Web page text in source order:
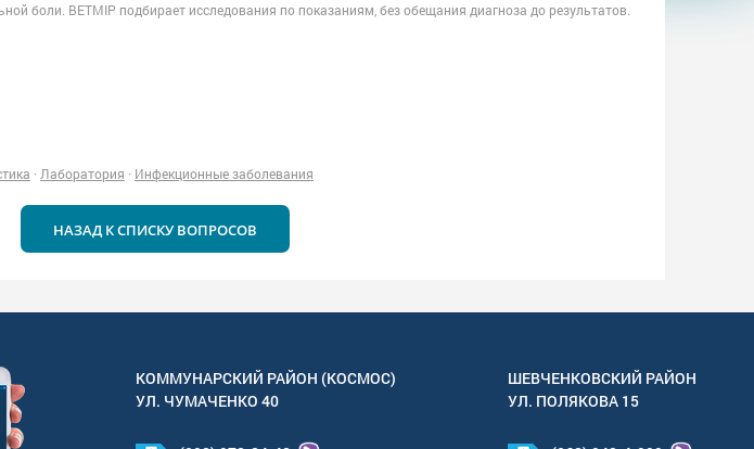
боли. ВЕТМІР подбирает исследования по показаниям, без обещания диагноза до результатов.
· Лаборатория · Инфекционные заболевания
НАЗАД К СПИСКУ ВОПРОСОВ
КОММУНАРСКИЙ РАЙОН (КОСМОС)
УЛ. ЧУМАЧЕНКО 40
ШЕВЧЕНКОВСКИЙ РАЙОН
УЛ. ПОЛЯКОВА 15